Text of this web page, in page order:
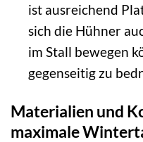
ist ausreichend
sich die Hühner
im Stall bewegen
gegenseitig zu
Materialien und
maximale